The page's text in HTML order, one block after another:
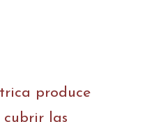
produce
las